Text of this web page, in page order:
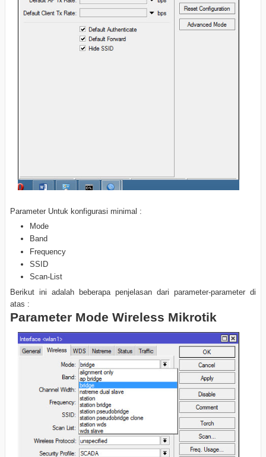
Parameter Untuk konfigurasi minimal :
Mode
Band
Frequency
SSID
Scan-List
Berikut ini adalah beberapa penjelasan dari parameter-parameter di
atas :
Parameter Mode Wireless Mikrotik